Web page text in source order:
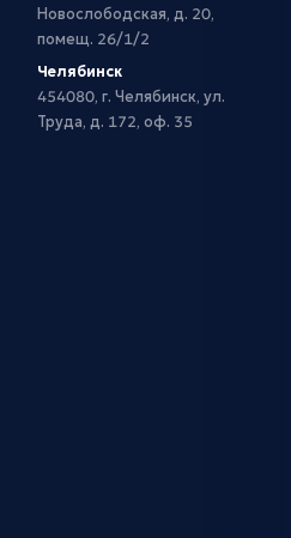
Новослободская, д. 20,
помещ. 26/1/2
Челябинск
454080, г. Челябинск, ул.
Труда, д. 172, оф. 35